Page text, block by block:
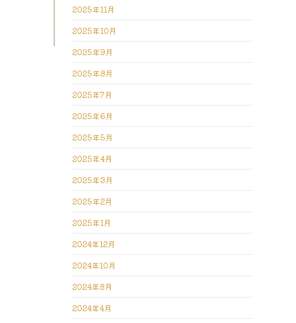
2025年11月
2025年10月
2025年9月
2025年8月
2025年7月
2025年6月
2025年5月
2025年4月
2025年3月
2025年2月
2025年1月
2024年12月
2024年10月
2024年8月
2024年4月